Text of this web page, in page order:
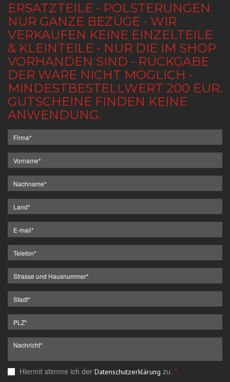
ERSATZTEILE - POLSTERUNGEN
NUR GANZE BEZÜGE - WIR
VERKAUFEN KEINE EINZELTEILE
& KLEINTEILE - NUR DIE IM SHOP
VORHANDEN SIND - RÜCKGABE
DER WARE NICHT MÖGLICH -
MINDESTBESTELLWERT 200 EUR.
GUTSCHEINE FINDEN KEINE
ANWENDUNG.
Hiermit stimme ich der Datenschutzerklärung zu. *